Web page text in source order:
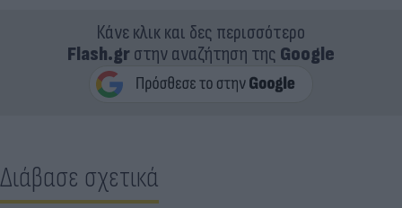
Κάνε κλικ και δες περισσότερο
Flash.grστην αναζήτηση της Google
Διάβασε σχετικά